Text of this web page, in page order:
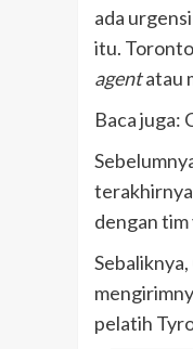
ada
itu.
agentatau
Baca juga:
dengan
pelatih